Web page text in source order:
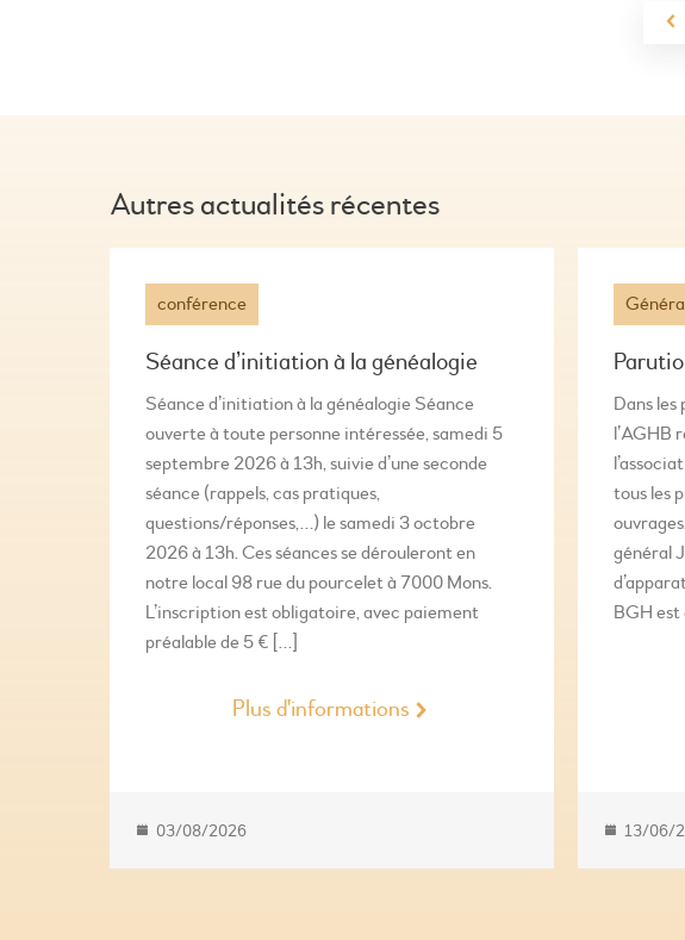
Autres actualités récentes
conférence
Séance d’initiation à la généalogie
Séance d’initiation à la généalogie Séance
ouverte à toute personne intéressée, samedi 5
septembre 2026 à 13h, suivie d’une seconde
séance (rappels, cas pratiques,
questions/réponses,…) le samedi 3 octobre
2026 à 13h. Ces séances se dérouleront en
notre local 98 rue du pourcelet à 7000 Mons.
L’inscription est obligatoire, avec paiement
préalable de 5 € […]
Plus d'informations
03/08/2026
Dans les
l’AGHB
tous les
général
BGH est
13/06/